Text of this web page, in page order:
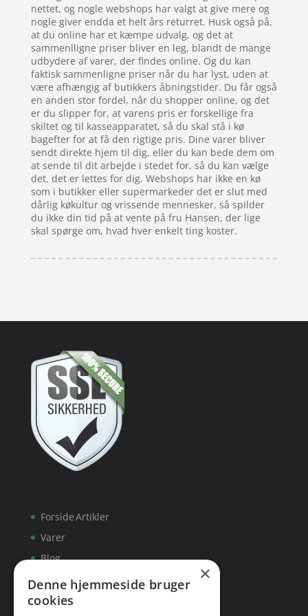
nettet, og nogle webshops har valgt at give mere og
nogle giver endda et helt års returret. Husk også på,
at du online har et kæmpe udvalg, og det at
sammenlligne priser bliver en leg, blandt de mange
udbydere af varer, der findes online. Og du kan
faktisk sammenligne priser når du har lyst, uden at
være afhængig af butikkers åbningstider. Du får også
en anden stor fordel, når du shopper online, og det
er du slipper for, at varens pris er forskellige fra
skiltet og til kasseapparatet, så du skal stå i kø
bagefter for at få den rigtige pris. Dine varer bliver
sendt direkte hjem til dig, eller du kan bede dem om
at sende til dit arbejde i stedet for, så du kan vælge
det, det er lettes for dig. Webshops har ikke en kø
som i butikker eller supermarkeder det er slut med
dårlig køkultur og vrissende mennesker, så spilder
du ikke din tid på at vente på fru Hansen, der lige
skal spørge om, hvad hver enkelt ting koster.
Forside
Varer
Blog
Kontakt
Artikler
×
Denne hjemmeside bruger
cookies